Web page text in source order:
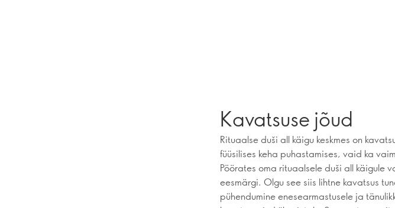
Kavatsuse jõud
Rituaalse duši all käigu keskmes on
füüsilises keha puhastamises, vaid ka
Pöörates oma rituaalsele duši all käigule
eesmärgi. Olgu see siis lihtne kavatsus
pühendumine enesearmastusele ja